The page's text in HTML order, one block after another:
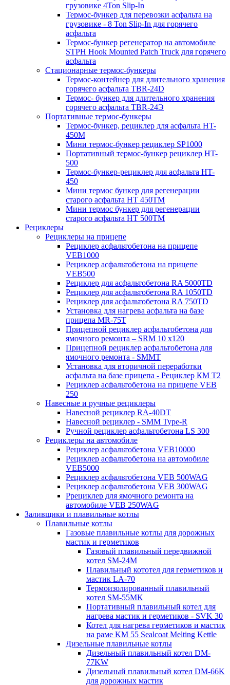
грузовике 4Ton Slip-In
Термос-бункер для перевозки асфальта на
грузовике - 8 Ton Slip-In для горячего
асфальта
Термос-бункер регенератор на автомобиле
STPH Hook Mounted Patch Truck для горячего
асфальта
Стационарные термос-бункеры
Термос-контейнер для длительного хранения
горячего асфальта TBR-24D
Термос- бункер для длительного хранения
горячего асфальта TBR-24Э
Портативные термос-бункеры
Термос-бункер, рециклер для асфальта HT-
450M
Мини термос-бункер рециклер SP1000
Портативный термос-бункер рециклер HT-
500
Термос-бункер-рециклер для асфальта HT-
450
Мини термос бункер для регенерации
старого асфальта НТ 450ТМ
Мини термос бункер для регенерации
старого асфальта НТ 500ТМ
Рециклеры
Рециклеры на прицепе
Рециклер асфальтобетона на прицепе
VEB1000
Рециклер асфальтобетона на прицепе
VEB500
Рециклер для асфальтобетона RA 5000TD
Рециклер для асфальтобетона RA 1050TD
Рециклер для асфальтобетона RA 750TD
Установка для нагрева асфальта на базе
прицепа MR-75T
Прицепной рециклер асфальтобетона для
ямочного ремонта – SRM 10 x120
Прицепной рециклер асфальтобетона для
ямочного ремонта - SMMT
Установка для вторичной переработки
асфальта на базе прицепа - Рециклер КМ T2
Рециклер асфальтобетона на прицепе VEB
250
Навесные и ручные рециклеры
Навесной рециклер RA-40DT
Навесной рециклер - SMM Type-R
Ручной рециклер асфальтобетона LS 300
Рециклеры на автомобиле
Рециклер асфальтобетона VEB10000
Рециклер асфальтобетона на автомобиле
VEB5000
Рециклер асфальтобетона VEB 500WAG
Рециклер асфальтобетона VEB 300WAG
Ррециклер для ямочного ремонта на
автомобиле VEB 250WAG
Заливщики и плавильные котлы
Плавильные котлы
Газовые плавильные котлы для дорожных
мастик и герметиков
Газовый плавильный передвижной
котел SM-24M
Плавильный кототел для герметиков и
мастик LA-70
Термоизолированный плавильный
котел SM-55MK
Портативный плавильный котел для
нагрева мастик и герметиков - SVK 30
Котел для нагрева герметиков и мастик
на раме KM 55 Sealcoat Melting Kettle
Дизельные плавильные котлы
Дизельный плавильный котел DM-
77KW
Дизельный плавильный котел DM-66K
для дорожных мастик